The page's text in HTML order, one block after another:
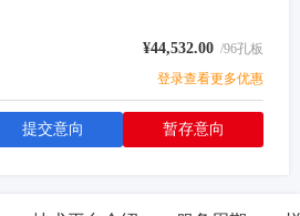
¥44,532.00 /96孔板
登录查看更多优惠
提交意向 暂存意向